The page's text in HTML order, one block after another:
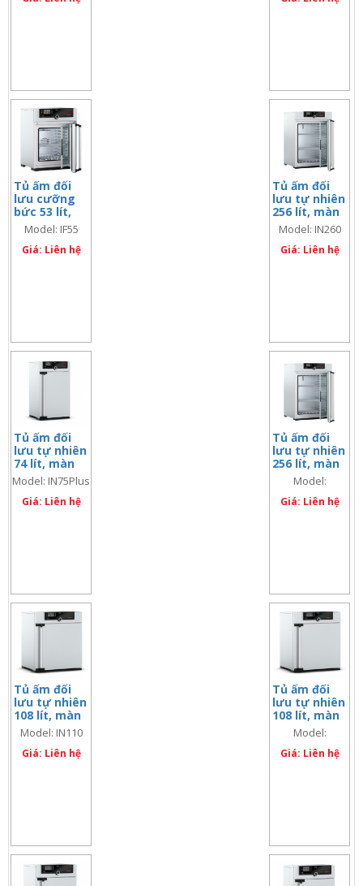
Tủ ấm đối
lưu cưỡng
bức 53 lít,
màn hình
đơn
Model: IF55
Giá: Liên hệ
Tủ ấm đối
lưu tự nhiên
256 lít, màn
hình đơn
Model: IN260
Giá: Liên hệ
Tủ ấm đối
lưu tự nhiên
74 lít, màn
hình đôi
Model: IN75Plus
Giá: Liên hệ
Tủ ấm đối
lưu tự nhiên
256 lít, màn
hình đôi
Model:
IN260Plus
Giá: Liên hệ
Tủ ấm đối
lưu tự nhiên
108 lít, màn
hình đơn
Model: IN110
Giá: Liên hệ
Tủ ấm đối
lưu tự nhiên
108 lít, màn
hình đôi
Model:
IN110Plus
Giá: Liên hệ